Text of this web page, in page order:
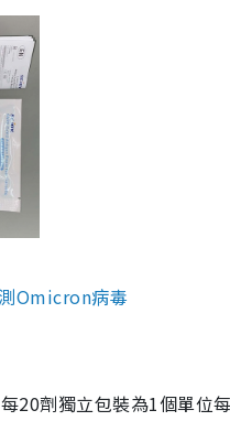
Omicron病毒
20劑獨立包裝為1個單位